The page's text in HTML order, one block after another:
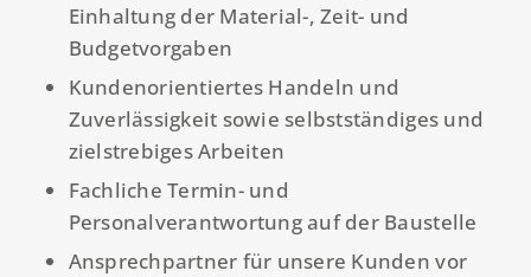
Einhaltung der Material-, Zeit- und
Budgetvorgaben
Kundenorientiertes Handeln und
Zuverlässigkeit sowie selbstständiges und
zielstrebiges Arbeiten
Fachliche Termin- und
Personalverantwortung auf der Baustelle
Ansprechpartner für unsere Kunden vor